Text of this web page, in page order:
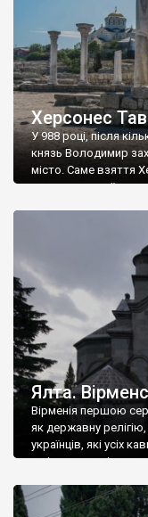
Херсонес
У 988 році, після
князь Володимир
місто. Саме взяття
диктувати свої
Херсонесі
А потім було
Ялта.
Вірменія першою
як державну
українців, які усіх
є відданими